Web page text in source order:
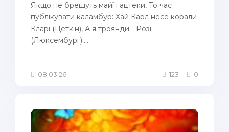
Якщо не брешуть майї і ацтеки, То час
публікувати каламбур: Хай Карл несе корали
Кларі (Цеткін), А я троянди - Розі
(Люксембург)....
08.03.26 123 0